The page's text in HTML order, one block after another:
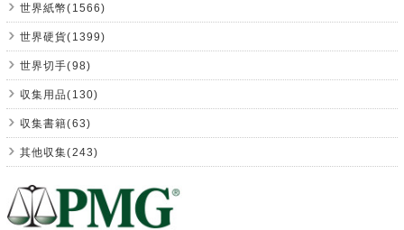
世界紙幣(1566)
世界硬貨(1399)
世界切手(98)
収集用品(130)
収集書籍(63)
其他収集(243)